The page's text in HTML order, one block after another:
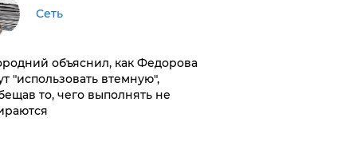
Сеть
объяснил, как Федорова
"использовать втемную",
то, чего выполнять не